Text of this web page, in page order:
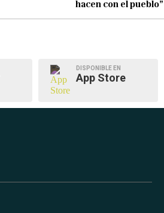
hacen con el pueblo”
DISPONIBLE EN
App Store